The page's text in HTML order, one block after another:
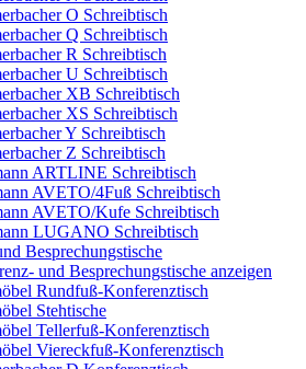
O Schreibtisch
Q Schreibtisch
R Schreibtisch
U Schreibtisch
XB Schreibtisch
XS Schreibtisch
Y Schreibtisch
Z Schreibtisch
ARTLINE Schreibtisch
AVETO/4Fuß Schreibtisch
AVETO/Kufe Schreibtisch
LUGANO Schreibtisch
Besprechungstische
und Besprechungstische anzeigen
Rundfuß-Konferenztisch
Stehtische
Tellerfuß-Konferenztisch
Viereckfuß-Konferenztisch